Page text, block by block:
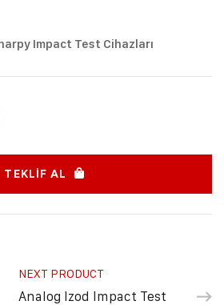
Impact Test Cihazları
TEKLIF AL
NEXT PRODUCT
Analog Izod Impact Test